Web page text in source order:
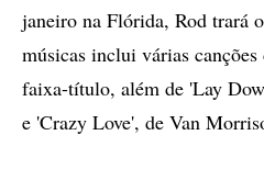
janeiro na Flórida, Rod trará
músicas inclui várias
faixa-título, além de 'Lay
e 'Crazy Love', de Van